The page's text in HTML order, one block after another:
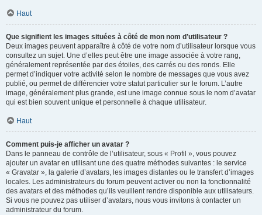
Haut
Que signifient les images situées à côté de mon nom d’utilisateur ?
Deux images peuvent apparaître à côté de votre nom d’utilisateur lorsque vous
consultez un sujet. Une d’elles peut être une image associée à votre rang,
généralement représentée par des étoiles, des carrés ou des ronds. Elle
permet d’indiquer votre activité selon le nombre de messages que vous avez
publié, ou permet de différencier votre statut particulier sur le forum. L’autre
image, généralement plus grande, est une image connue sous le nom d’avatar
qui est bien souvent unique et personnelle à chaque utilisateur.
Haut
Comment puis-je afficher un avatar ?
Dans le panneau de contrôle de l’utilisateur, sous « Profil », vous pouvez
ajouter un avatar en utilisant une des quatre méthodes suivantes : le service
« Gravatar », la galerie d’avatars, les images distantes ou le transfert d’images
locales. Les administrateurs du forum peuvent activer ou non la fonctionnalité
des avatars et des méthodes qu’ils veuillent rendre disponible aux utilisateurs.
Si vous ne pouvez pas utiliser d’avatars, nous vous invitons à contacter un
administrateur du forum.